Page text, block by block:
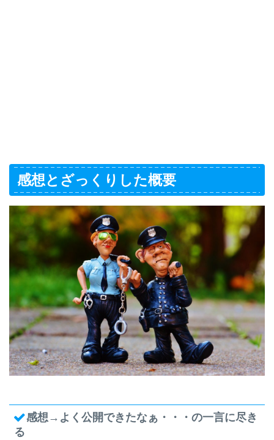
感想とざっくりした概要
感想→よく公開できたなぁ・・・の一言に尽き
る